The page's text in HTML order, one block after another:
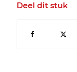
Deel dit stuk